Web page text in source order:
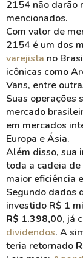
2154 não darão
mencionados.
Com valor de
2154 é um dos
varejista no
icônicas como
Vans, entre
Suas operações
mercado
em mercados
Europa e Ásia.
Além disso, sua
toda a cadeia
maior eficiência
Segundo dados
investido R$ 1
R$ 1.398,00, já
dividendos. A
teria retornado